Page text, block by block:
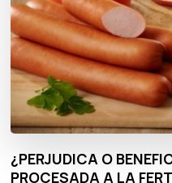
¿PERJUDICA O
PROCESADA A LA